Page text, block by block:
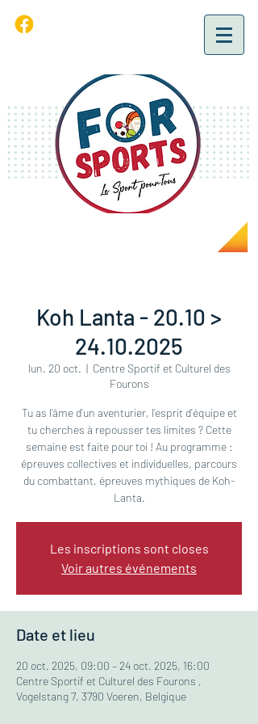
Koh Lanta - 20.10 >
24.10.2025
lun. 20 oct.
  |
Centre Sportif et Culturel des
Fourons
Tu as l’âme d’un aventurier, l’esprit d’équipe et
tu cherches à repousser tes limites ? Cette
semaine est faite pour toi ! Au programme :
épreuves collectives et individuelles, parcours
du combattant, épreuves mythiques de Koh-
Lanta.
Les inscriptions sont closes
Voir autres événements
Date et lieu
20 oct. 2025, 09:00 – 24 oct. 2025, 16:00
Centre Sportif et Culturel des Fourons ,
Vogelstang 7, 3790 Voeren, Belgique